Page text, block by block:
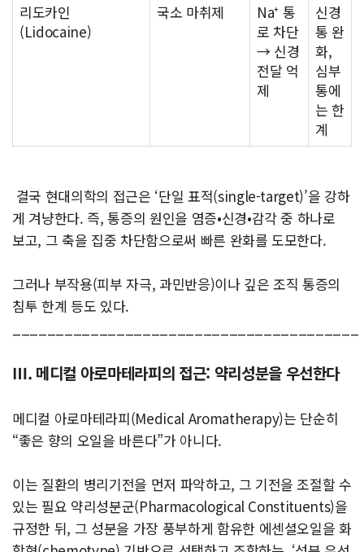
리도카인
(Lidocaine)
국소 마취제
Na⁺ 통
로 차단
→ 신경
전달 억
제
신경
통 완
화,
심부
통에
는 한
계
결국 현대의학의 접근은 ‘단일 표적(single-target)’을 강하
게 겨냥한다. 즉, 통증의 원인을 염증•신경•감각 중 하나로
보고, 그 축을 집중 차단함으로써 빠른 완화를 도모한다.
그러나 부작용(피부 자극, 과민반응)이나 깊은 조직 통증의
침투 한계 등도 있다.
Ⅲ. 메디컬 아로마테라피의 접근: 약리성분을 우선한다
메디컬 아로마테라피(Medical Aromatherapy)는 단순히
“좋은 향의 오일을 바른다”가 아니다.
이는 질환의 병리기전을 먼저 파악하고, 그 기전을 조절할 수
있는 필요 약리성분군(Pharmacological Constituents)을
규정한 뒤, 그 성분을 가장 풍부하게 함유한 에센셜오일을 화